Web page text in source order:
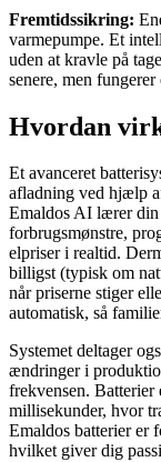
Fremtidssikring:
varmepumpe. Et
uden at kravle på
senere, men
Hvordan
Et avanceret
afladning ved hjælp
Emaldos AI lærer din
forbrugsmønstre,
elpriser i realtid.
billigst (typisk om
når priserne stiger
automatisk, så
Systemet deltager
ændringer i
frekvensen. Batterier
millisekunder, hvor
Emaldos batterier er
hvilket giver dig